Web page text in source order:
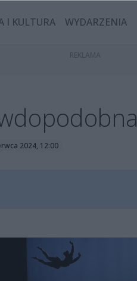
I KULTURA WYDARZENIA
2024, 12:00